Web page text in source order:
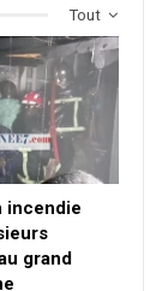
Tout
incendie
grand